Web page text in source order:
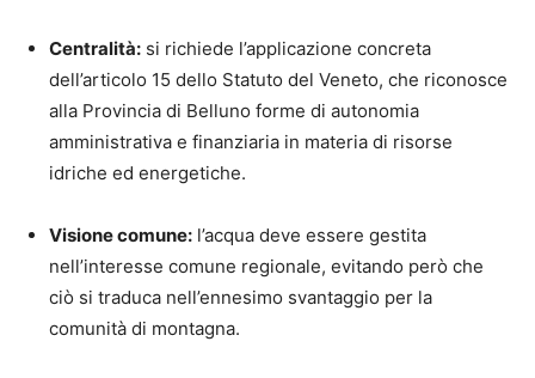
Centralità: si richiede l’applicazione concreta
dell’articolo 15 dello Statuto del Veneto, che riconosce
alla Provincia di Belluno forme di autonomia
amministrativa e finanziaria in materia di risorse
idriche ed energetiche.
Visione comune: l’acqua deve essere gestita
nell’interesse comune regionale, evitando però che
ciò si traduca nell’ennesimo svantaggio per la
comunità di montagna.